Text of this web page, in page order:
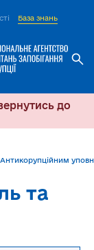
База знань
до
Антикорупційним
та